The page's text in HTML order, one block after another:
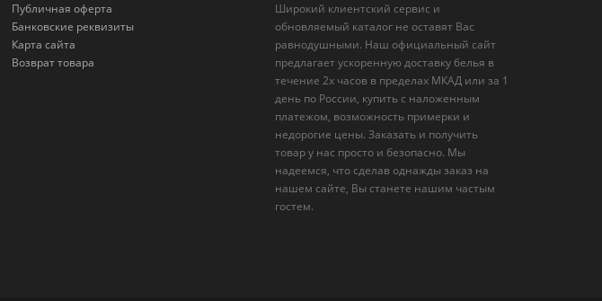
Публичная оферта
Банковские реквизиты
Карта сайта
Возврат товара
Широкий клиентский сервис и
обновляемый каталог не оставят Вас
равнодушными. Наш официальный сайт
предлагает ускоренную доставку белья в
течение 2х часов в пределах МКАД или за 1
день по России, купить с наложенным
платежом, возможность примерки и
недорогие цены. Заказать и получить
товар у нас просто и безопасно. Мы
надеемся, что сделав однажды заказ на
нашем сайте, Вы станете нашим частым
гостем.